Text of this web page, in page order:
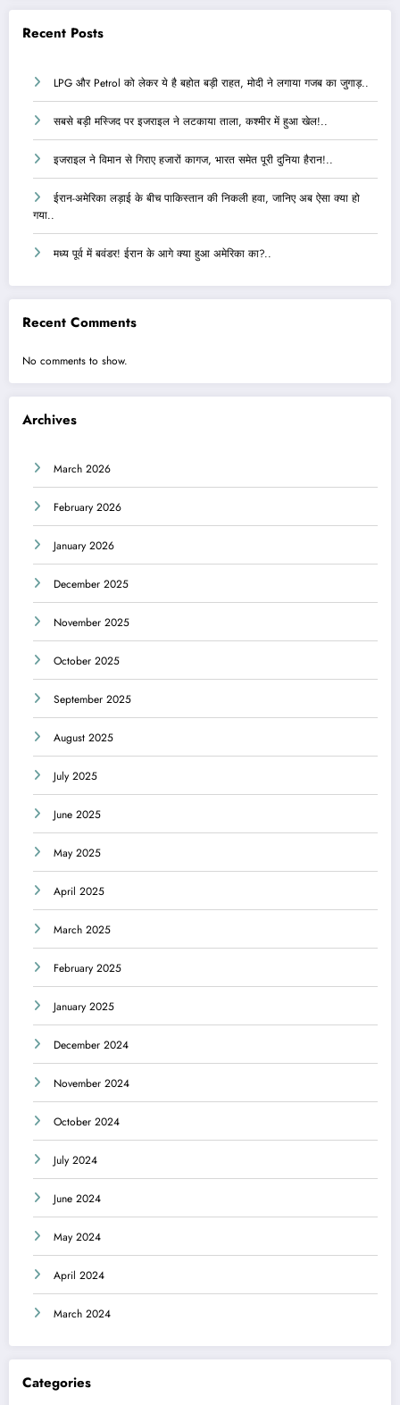
Recent Posts
LPG और Petrol को लेकर ये है बहोत बड़ी राहत, मोदी ने लगाया गजब का जुगाड़..
सबसे बड़ी मस्जिद पर इजराइल ने लटकाया ताला, कश्मीर में हुआ खेल!..
इजराइल ने विमान से गिराए हजारों कागज, भारत समेत पूरी दुनिया हैरान!..
ईरान-अमेरिका लड़ाई के बीच पाकिस्तान की निकली हवा, जानिए अब ऐसा क्या हो
गया..
मध्य पूर्व में बवंडर! ईरान के आगे क्या हुआ अमेरिका का?..
Recent Comments
No comments to show.
Archives
March 2026
February 2026
January 2026
December 2025
November 2025
October 2025
September 2025
August 2025
July 2025
June 2025
May 2025
April 2025
March 2025
February 2025
January 2025
December 2024
November 2024
October 2024
July 2024
June 2024
May 2024
April 2024
March 2024
Categories